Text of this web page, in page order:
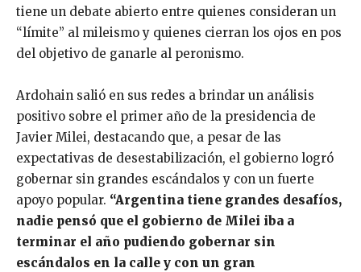
tiene un debate abierto entre quienes consideran un
“límite” al mileismo y quienes cierran los ojos en pos
del objetivo de ganarle al peronismo.
Ardohain salió en sus redes a brindar un análisis
positivo sobre el primer año de la presidencia de
Javier Milei, destacando que, a pesar de las
expectativas de desestabilización, el gobierno logró
gobernar sin grandes escándalos y con un fuerte
apoyo popular. “Argentina tiene grandes desafíos,
nadie pensó que el gobierno de Milei iba a
terminar el año pudiendo gobernar sin
escándalos en la calle y con un gran